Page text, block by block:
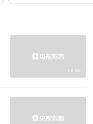
预约
预约
预约
06:48